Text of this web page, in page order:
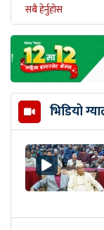
सबै हेर्नुहोस
भिडियो